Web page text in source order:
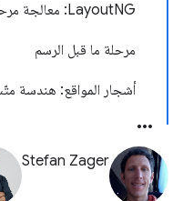
LayoutNG: معالجة مرحلة التنسيق في مسار مُعدّ
مرحلة ما قبل الرسم
أشجار المواقع: هندسة
Stefan Zager